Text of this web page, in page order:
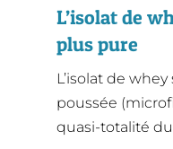
L’isolat de
plus pure
L’isolat de
poussée
quasi-totalité